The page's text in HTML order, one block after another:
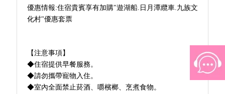
優惠情報:住宿貴賓享有加購"遊湖船.日月潭纜車.九族文
化村"優惠套票
【注意事項】
◆住宿提供早餐服務。
◆請勿攜帶寵物入住。
◆室內全面禁止菸酒、嚼檳榔、烹煮食物。